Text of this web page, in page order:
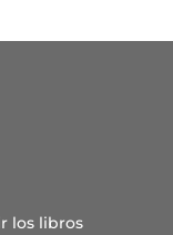
los libros